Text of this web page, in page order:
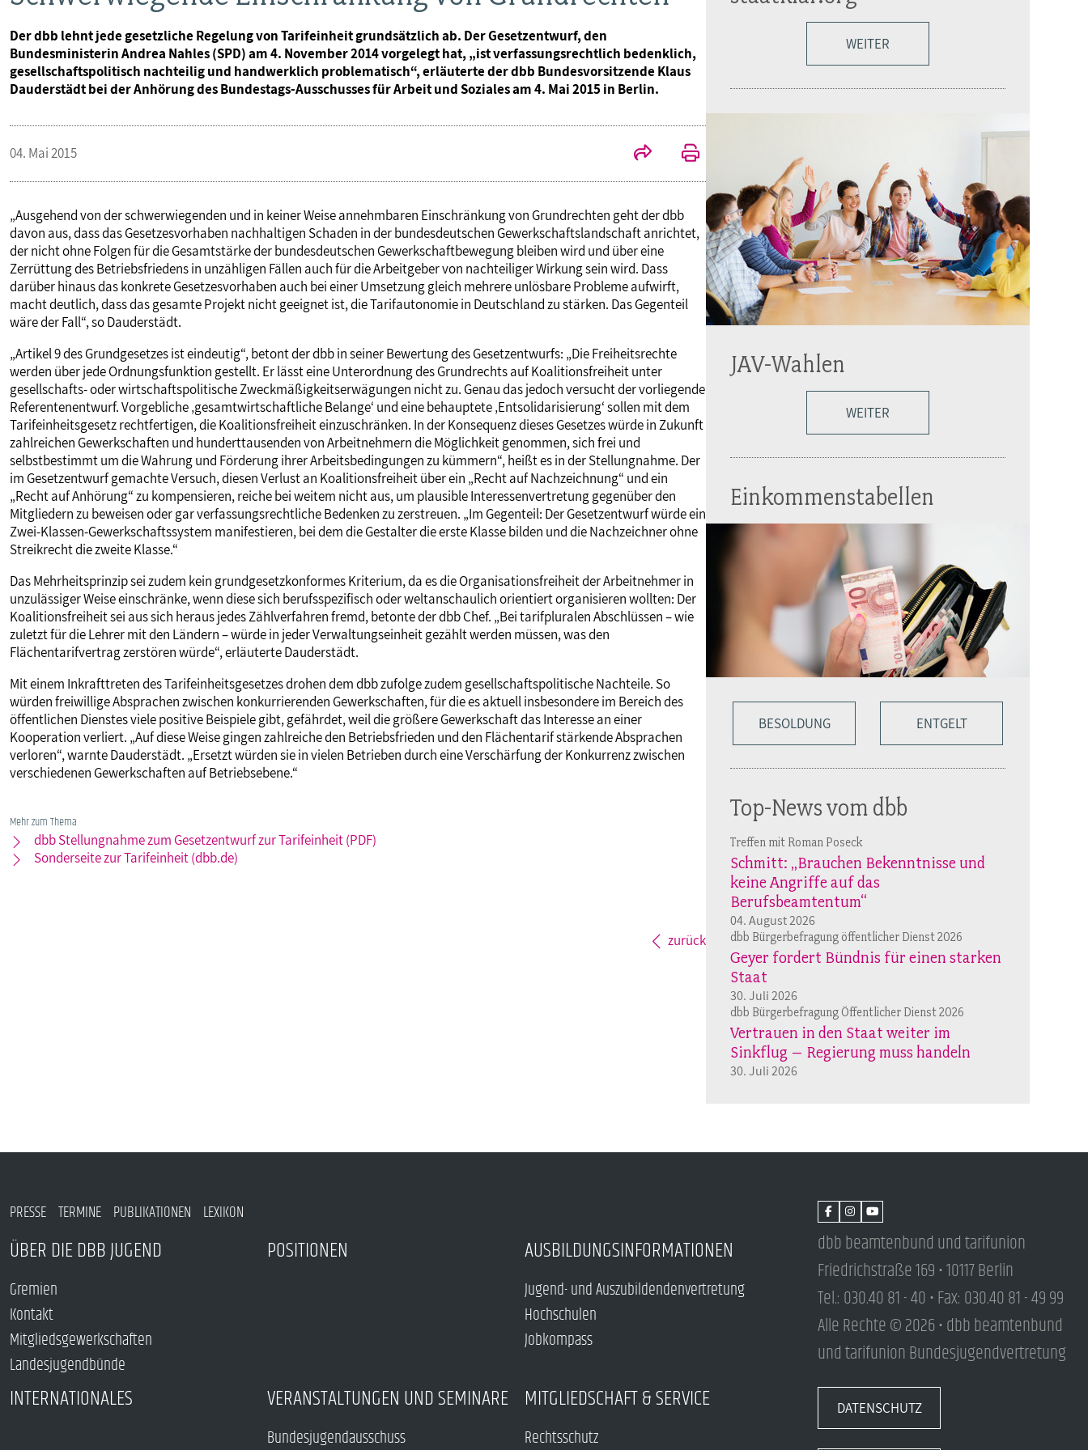
Der dbb lehnt jede gesetzliche Regelung von Tarifeinheit grundsätzlich ab. Der Gesetzentwurf, den
Bundesministerin Andrea Nahles (SPD) am 4. November 2014 vorgelegt hat, „ist verfassungsrechtlich bedenklich,
gesellschaftspolitisch nachteilig und handwerklich problematisch“, erläuterte der dbb Bundesvorsitzende Klaus
Dauderstädt bei der Anhörung des Bundestags-Ausschusses für Arbeit und Soziales am 4. Mai 2015 in Berlin.
04. Mai 2015
„Ausgehend von der schwerwiegenden und in keiner Weise annehmbaren Einschränkung von Grundrechten geht der dbb
davon aus, dass das Gesetzesvorhaben nachhaltigen Schaden in der bundesdeutschen Gewerkschaftslandschaft anrichtet,
der nicht ohne Folgen für die Gesamtstärke der bundesdeutschen Gewerkschaftbewegung bleiben wird und über eine
Zerrüttung des Betriebsfriedens in unzähligen Fällen auch für die Arbeitgeber von nachteiliger Wirkung sein wird. Dass
darüber hinaus das konkrete Gesetzesvorhaben auch bei einer Umsetzung gleich mehrere unlösbare Probleme aufwirft,
macht deutlich, dass das gesamte Projekt nicht geeignet ist, die Tarifautonomie in Deutschland zu stärken. Das Gegenteil
wäre der Fall“, so Dauderstädt.
„Artikel 9 des Grundgesetzes ist eindeutig“, betont der dbb in seiner Bewertung des Gesetzentwurfs: „Die Freiheitsrechte
werden über jede Ordnungsfunktion gestellt. Er lässt eine Unterordnung des Grundrechts auf Koalitionsfreiheit unter
gesellschafts- oder wirtschaftspolitische Zweckmäßigkeitserwägungen nicht zu. Genau das jedoch versucht der vorliegende
Referentenentwurf. Vorgebliche ‚gesamtwirtschaftliche Belange‘ und eine behauptete ‚Entsolidarisierung‘ sollen mit dem
Tarifeinheitsgesetz rechtfertigen, die Koalitionsfreiheit einzuschränken. In der Konsequenz dieses Gesetzes würde in Zukunft
zahlreichen Gewerkschaften und hunderttausenden von Arbeitnehmern die Möglichkeit genommen, sich frei und
selbstbestimmt um die Wahrung und Förderung ihrer Arbeitsbedingungen zu kümmern“, heißt es in der Stellungnahme. Der
im Gesetzentwurf gemachte Versuch, diesen Verlust an Koalitionsfreiheit über ein „Recht auf Nachzeichnung“ und ein
„Recht auf Anhörung“ zu kompensieren, reiche bei weitem nicht aus, um plausible Interessenvertretung gegenüber den
Mitgliedern zu beweisen oder gar verfassungsrechtliche Bedenken zu zerstreuen. „Im Gegenteil: Der Gesetzentwurf würde ein
Zwei-Klassen-Gewerkschaftssystem manifestieren, bei dem die Gestalter die erste Klasse bilden und die Nachzeichner ohne
Streikrecht die zweite Klasse.“
Das Mehrheitsprinzip sei zudem kein grundgesetzkonformes Kriterium, da es die Organisationsfreiheit der Arbeitnehmer in
unzulässiger Weise einschränke, wenn diese sich berufsspezifisch oder weltanschaulich orientiert organisieren wollten: Der
Koalitionsfreiheit sei aus sich heraus jedes Zählverfahren fremd, betonte der dbb Chef. „Bei tarifpluralen Abschlüssen – wie
zuletzt für die Lehrer mit den Ländern – würde in jeder Verwaltungseinheit gezählt werden müssen, was den
Flächentarifvertrag zerstören würde“, erläuterte Dauderstädt.
Mit einem Inkrafttreten des Tarifeinheitsgesetzes drohen dem dbb zufolge zudem gesellschaftspolitische Nachteile. So
würden freiwillige Absprachen zwischen konkurrierenden Gewerkschaften, für die es aktuell insbesondere im Bereich des
öffentlichen Dienstes viele positive Beispiele gibt, gefährdet, weil die größere Gewerkschaft das Interesse an einer
Kooperation verliert. „Auf diese Weise gingen zahlreiche den Betriebsfrieden und den Flächentarif stärkende Absprachen
verloren“, warnte Dauderstädt. „Ersetzt würden sie in vielen Betrieben durch eine Verschärfung der Konkurrenz zwischen
verschiedenen Gewerkschaften auf Betriebsebene.“
Mehr zum Thema
dbb Stellungnahme zum Gesetzentwurf zur Tarifeinheit (PDF)
Sonderseite zur Tarifeinheit (dbb.de)
zurück
WEITER
JAV-Wahlen
WEITER
Einkommenstabellen
BESOLDUNG ENTGELT
Top-News vom dbb
Treffen mit Roman Poseck
Schmitt: „Brauchen Bekenntnisse und
keine Angriffe auf das
Berufsbeamtentum“
04. August 2026
dbb Bürgerbefragung öffentlicher Dienst 2026
Geyer fordert Bündnis für einen starken
Staat
30. Juli 2026
dbb Bürgerbefragung Öffentlicher Dienst 2026
Vertrauen in den Staat weiter im
Sinkflug – Regierung muss handeln
30. Juli 2026
PRESSE TERMINE PUBLIKATIONEN LEXIKON
ÜBER DIE DBB JUGEND
Gremien
Kontakt
Mitgliedsgewerkschaften
Landesjugendbünde
POSITIONEN AUSBILDUNGSINFORMATIONEN
Jugend- und Auszubildendenvertretung
Hochschulen
Jobkompass
INTERNATIONALES VERANSTALTUNGEN UND SEMINARE
Bundesjugendausschuss
MITGLIEDSCHAFT & SERVICE
Rechtsschutz
dbb beamtenbund und tarifunion
Friedrichstraße 169 • 10117 Berlin
Tel.: 030.40 81 - 40 • Fax: 030.40 81 - 49 99
Alle Rechte © 2026 • dbb beamtenbund
und tarifunion Bundesjugendvertretung
DATENSCHUTZ